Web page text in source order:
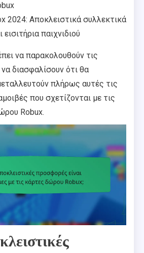
2024: Αποκλειστικά συλλεκτικά
εισιτήρια παιχνιδιού
να παρακολουθούν τις
διασφαλίσουν ότι θα
πλήρως αυτές τις
που σχετίζονται με τις
Robux.